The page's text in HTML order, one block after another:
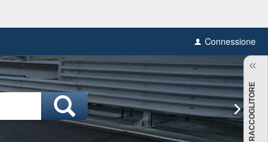
Connessione
RACCOGLITORE